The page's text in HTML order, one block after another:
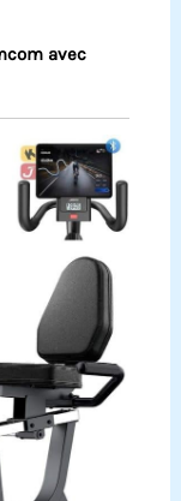
avec